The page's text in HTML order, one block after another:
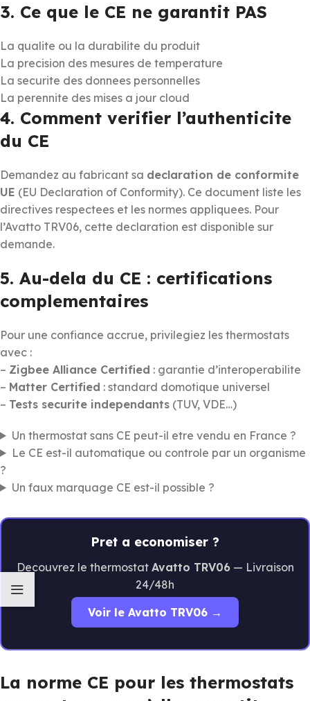
3. Ce que le CE ne garantit PAS
La qualite ou la durabilite du produit
La precision des mesures de temperature
La securite des donnees personnelles
La perennite des mises a jour cloud
4. Comment verifier l’authenticite
du CE
Demandez au fabricant sa declaration de conformite
UE (EU Declaration of Conformity). Ce document liste les
directives respectees et les normes appliquees. Pour
l’Avatto TRV06, cette declaration est disponible sur
demande.
5. Au-dela du CE : certifications
complementaires
Pour une confiance accrue, privilegiez les thermostats
avec :
– Zigbee Alliance Certified : garantie d’interoperabilite
– Matter Certified : standard domotique universel
– Tests securite independants (TUV, VDE…)
Un thermostat sans CE peut-il etre vendu en France ?
Le CE est-il automatique ou controle par un organisme
?
Un faux marquage CE est-il possible ?
Pret a economiser ?
Decouvrez le thermostat Avatto TRV06— Livraison
24/48h
Voir le Avatto TRV06 →
La norme CE pour les thermostats